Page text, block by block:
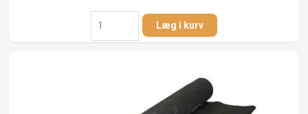
Geotekstil
5,2
x
Læg i kurv